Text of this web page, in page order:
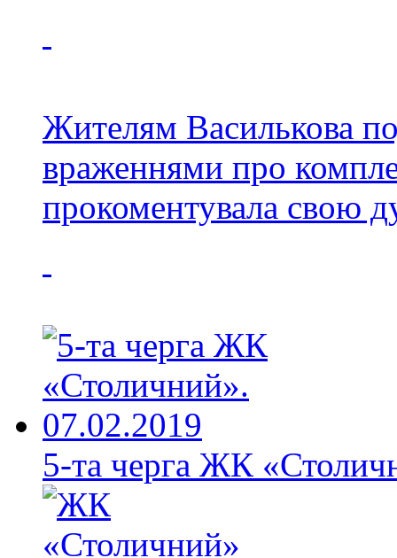
Жителям Василькова
враженнями про
прокоментувала свою
5-та черга ЖК